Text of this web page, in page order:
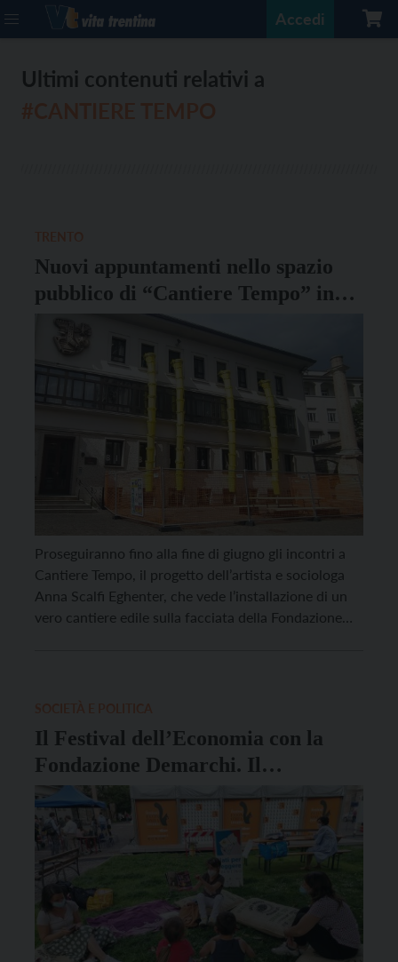
Accedi
Ultimi contenuti relativi a
Nuovi appuntamenti nello spazio
pubblico di “Cantiere Tempo” in
piazza S. Maria Maggiore
Proseguiranno fino alla fine di giugno gli incontri a
Cantiere Tempo, il progetto dell’artista e sociologa
Anna Scalfi Eghenter, che vede l’installazione di un
vero cantiere edile sulla facciata della Fondazione
Il Festival dell’Economia con la
Fondazione Demarchi. Il
programma di S. Maria Maggiore